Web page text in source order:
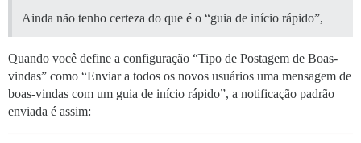
Ainda não tenho certeza do que é o “guia de início rápido”,
Quando você define a configuração “Tipo de Postagem de Boas-
vindas” como “Enviar a todos os novos usuários uma mensagem de
boas-vindas com um guia de início rápido”, a notificação padrão
enviada é assim: